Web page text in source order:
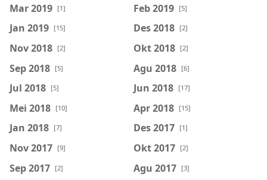
Mar 2019 [1] Feb 2019 [5]
Jan 2019 [15] Des 2018 [2]
Nov 2018 [2] Okt 2018 [2]
Sep 2018 [5] Agu 2018 [6]
Jul 2018 [5] Jun 2018 [17]
Mei 2018 [10] Apr 2018 [15]
Jan 2018 [7] Des 2017 [1]
Nov 2017 [9] Okt 2017 [2]
Sep 2017 [2] Agu 2017 [3]